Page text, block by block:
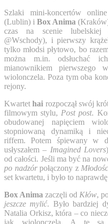
Szlaki mini-koncertów
(Lublin) iBox Anima
czas na scenie
@Wschody), i pierwszy
tylko młodsi płytowo, bo
można m.in. odsłuchać
mianownikiem pierwszego
wiolonczela. Poza tym oba
rejony.
Kwartethai rozpoczął swój
filmowym stylu, Post post.
obudowanej napięciem
stopniowaną dynamiką i
riffem. Potem śpiewany w
usłyszałem – Imagined Lovers
od całości. Jeśli ma być na
po nadzórpołączony z
set kwartetu, i było to
Box Anima zaczęli od Kłów,
jeszcze mylić. Było bardziej
Natalia Orkisz, która – co
jak wiolonczelą. A te są